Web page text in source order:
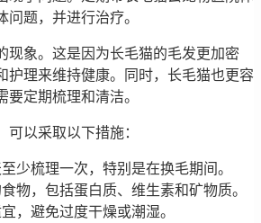
题，并进行治疗。
现象。这是因为长毛猫的毛发更加密
护理来维持健康。同时，长毛猫也更容
定期梳理和清洁。
可以采取以下措施：
少梳理一次，特别是在换毛期间。
物，包括蛋白质、维生素和矿物质。
，避免过度干燥或潮湿。